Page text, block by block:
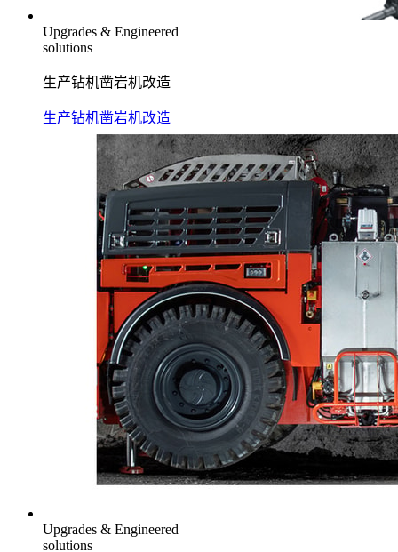
Upgrades & Engineered
solutions
生产钻机凿岩机改造
生产钻机凿岩机改造
Upgrades & Engineered
solutions